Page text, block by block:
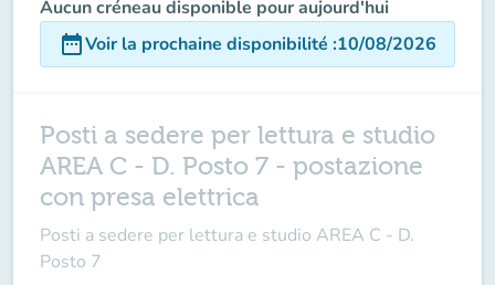
Aucun créneau disponible pour aujourd'hui
date_rangeVoir la prochaine disponibilité :10/08/2026
Posti a sedere per lettura e studio
AREA C - D. Posto 7 - postazione
con presa elettrica
Posti a sedere per lettura e studio AREA C - D.
Posto 7